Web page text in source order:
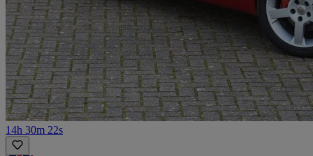
14h 30m 22s